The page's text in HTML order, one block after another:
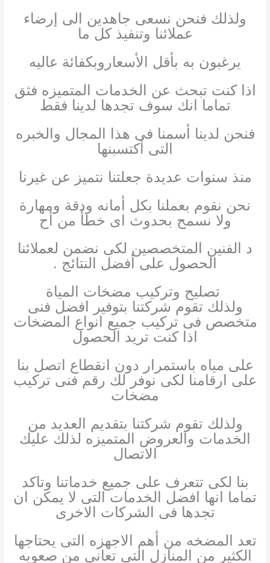
ولذلك فنحن نسعى جاهدين الى إرضاء
عملائنا وتنفيذ كل ما
يرغبون به بأقل الأسعاروبكفائة عاليه
اذا كنت تبحث عن الخدمات المتميزه فثق
تماما انك سوف تجدها لدينا فقط
فنحن لدينا أسمنا فى هذا المجال والخبره
التى أكتسبنها
منذ سنوات عديدة جعلتنا نتميز عن غيرنا
نحن نقوم بعملنا بكل أمانه ودقة ومهارة
ولا نسمح بحدوث اى خطأ من أح
د الفنين المتخصصين لكى نضمن لعملائنا
الحصول على أفضل النتائج .
تصليح وتركيب مضخات المياة
ولذلك تقوم شركتنا بتوفير افضل فنى
متخصص فى تركيب جميع انواع المضخات
اذا كنت تريد الحصول
على مياه باستمرار دون انقطاع اتصل بنا
على ارقامنا لكى نوفر لك رقم فنى تركيب
مضخات
ولذلك تقوم شركتنا بتقديم العديد من
الخدمات والعروض المتميزه لذلك عليك
الاتصال
بنا لكى تتعرف على جميع خدماتنا وتاكد
تماما انها افضل الخدمات التى لا يمكن ان
تجدها فى الشركات الاخرى
تعد المضخه من أهم الاجهزه التى يحتاجها
الكثير من المنازل التى تعانى من صعوبه